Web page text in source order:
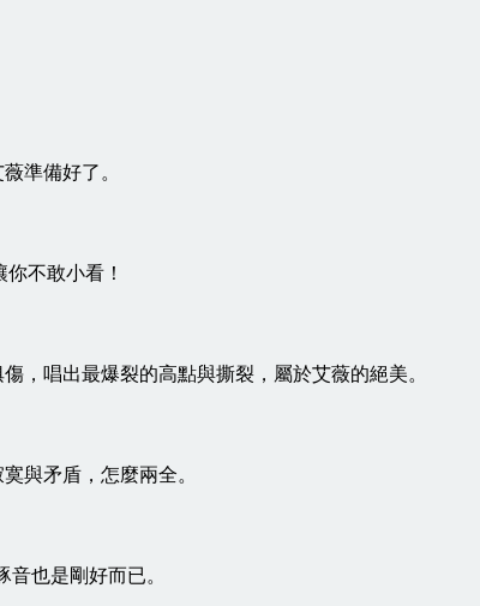
準備好了。
不敢小看！
，唱出最爆裂的高點與撕裂，屬於艾薇的絕美。
與矛盾，怎麼兩全。
也是剛好而已。